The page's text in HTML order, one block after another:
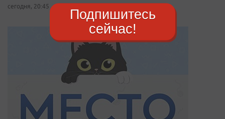
сегодня, 20:45
Подпишитесь
сейчас!